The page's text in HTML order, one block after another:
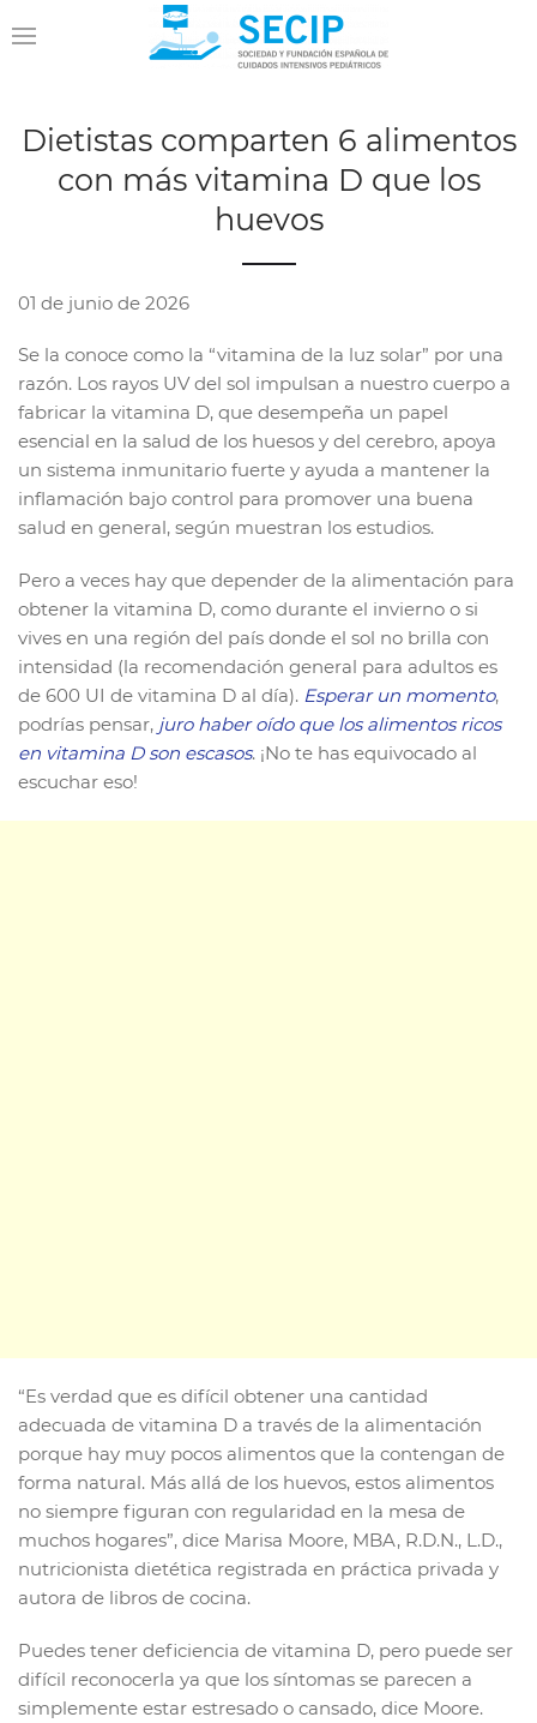
Dietistas comparten 6 alimentos
con más vitamina D que los
huevos
01 de junio de 2026
Se la conoce como la “vitamina de la luz solar” por una
razón. Los rayos UV del sol impulsan a nuestro cuerpo a
fabricar la vitamina D, que desempeña un papel
esencial en la salud de los huesos y del cerebro, apoya
un sistema inmunitario fuerte y ayuda a mantener la
inflamación bajo control para promover una buena
salud en general, según muestran los estudios.
Pero a veces hay que depender de la alimentación para
obtener la vitamina D, como durante el invierno o si
vives en una región del país donde el sol no brilla con
intensidad (la recomendación general para adultos es
de 600 UI de vitamina D al día). Esperar un momento,
podrías pensar, juro haber oído que los alimentos ricos
en vitamina D son escasos. ¡No te has equivocado al
escuchar eso!
“Es verdad que es difícil obtener una cantidad
adecuada de vitamina D a través de la alimentación
porque hay muy pocos alimentos que la contengan de
forma natural. Más allá de los huevos, estos alimentos
no siempre figuran con regularidad en la mesa de
muchos hogares”, dice Marisa Moore, MBA, R.D.N., L.D.,
nutricionista dietética registrada en práctica privada y
autora de libros de cocina.
Puedes tener deficiencia de vitamina D, pero puede ser
difícil reconocerla ya que los síntomas se parecen a
simplemente estar estresado o cansado, dice Moore.